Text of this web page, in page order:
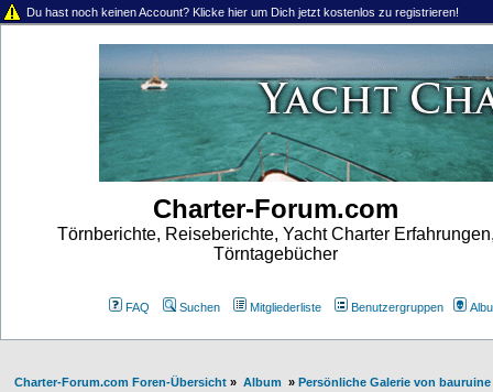
Du hast noch keinen Account? Klicke hier um Dich jetzt kostenlos zu registrieren!
Charter-Forum.com
Törnberichte, Reiseberichte, Yacht Charter
Törntagebücher
FAQ Suchen Mitgliederliste Benutzergruppen
Charter-Forum.com Foren-Übersicht » Album » Persönliche Galerie von bauruine